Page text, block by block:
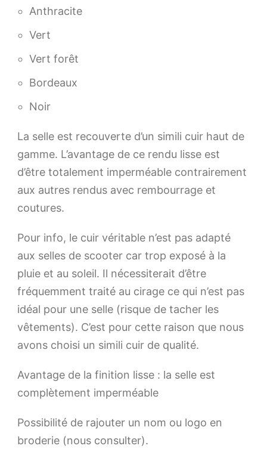
Anthracite
Vert
Vert forêt
Bordeaux
Noir
La selle est recouverte d’un simili cuir haut de
gamme. L’avantage de ce rendu lisse est
d’être totalement imperméable contrairement
aux autres rendus avec rembourrage et
coutures.
Pour info, le cuir véritable n’est pas adapté
aux selles de scooter car trop exposé à la
pluie et au soleil. Il nécessiterait d’être
fréquemment traité au cirage ce qui n’est pas
idéal pour une selle (risque de tacher les
vêtements). C’est pour cette raison que nous
avons choisi un simili cuir de qualité.
Avantage de la finition lisse : la selle est
complètement imperméable
Possibilité de rajouter un nom ou logo en
broderie (nous consulter).